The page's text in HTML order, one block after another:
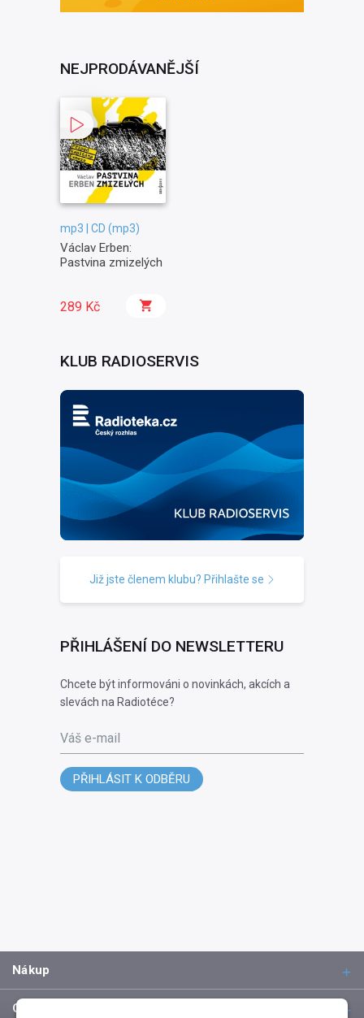
NEJPRODÁVANĚJŠÍ
mp3 | CD (mp3)
Václav Erben:
Pastvina zmizelých
289 Kč
KLUB RADIOSERVIS
Již jste členem klubu? Přihlašte se
PŘIHLÁŠENÍ DO NEWSLETTERU
Chcete být informováni o novinkách, akcích a
slevách na Radiotéce?
Váš e-mail
PŘIHLÁSIT K ODBĚRU
Nákup
O společnosti